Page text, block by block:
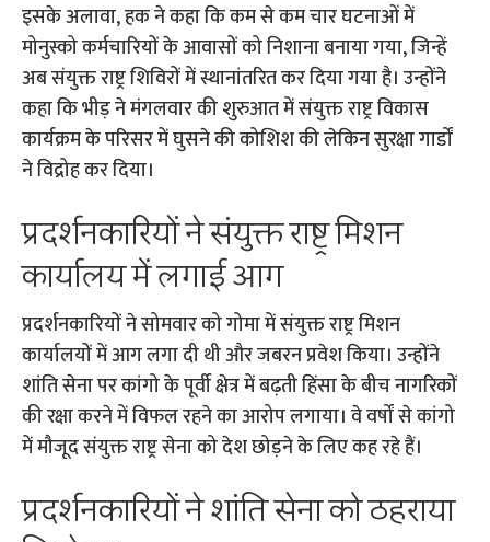
इसके अलावा, हक ने कहा कि कम से कम चार घटनाओं में
मोनुस्को कर्मचारियों के आवासों को निशाना बनाया गया, जिन्हें
अब संयुक्त राष्ट्र शिविरों में स्थानांतरित कर दिया गया है। उन्होंने
कहा कि भीड़ ने मंगलवार की शुरुआत में संयुक्त राष्ट्र विकास
कार्यक्रम के परिसर में घुसने की कोशिश की लेकिन सुरक्षा गार्डों
ने विद्रोह कर दिया।
प्रदर्शनकारियों ने संयुक्त राष्ट्र मिशन
कार्यालय में लगाई आग
प्रदर्शनकारियों ने सोमवार को गोमा में संयुक्त राष्ट्र मिशन
कार्यालयों में आग लगा दी थी और जबरन प्रवेश किया। उन्होंने
शांति सेना पर कांगो के पूर्वी क्षेत्र में बढ़ती हिंसा के बीच नागरिकों
की रक्षा करने में विफल रहने का आरोप लगाया। वे वर्षों से कांगो
में मौजूद संयुक्त राष्ट्र सेना को देश छोड़ने के लिए कह रहे हैं।
प्रदर्शनकारियों ने शांति सेना को ठहराया